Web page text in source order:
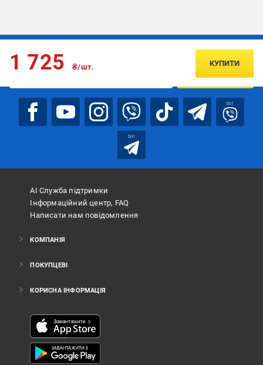
1 725 ₴/шт. КУПИТИ
Підписуйтесь, щоб дізнаватись першим про акції та пропозиції
ПІДПИСАТИСЯ
bot
bot
АІ Служба підтримки
Інформаційний центр, FAQ
Написати нам повідомлення
КОМПАНІЯ
ПОКУПЦЕВІ
КОРИСНА ІНФОРМАЦІЯ